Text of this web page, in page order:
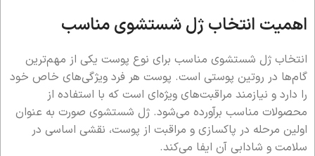
اهمیت انتخاب ژل شستشوی مناسب
انتخاب ژل شستشوی مناسب برای نوع پوست یکی از مهم‌ترین
گام‌ها در روتین پوستی است. پوست هر فرد ویژگی‌های خاص خود
را دارد و نیازمند مراقبت‌های ویژه‌ای است که با استفاده از
محصولات مناسب برآورده می‌شود. ژل شستشوی صورت به عنوان
اولین مرحله در پاکسازی و مراقبت از پوست، نقشی اساسی در
سلامت و شادابی آن ایفا می‌کند.